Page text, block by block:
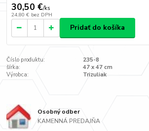
30,50 €/ks
24,80 € bez DPH
Pridať do košíka
Číslo produktu:
235-8
šírka:
47 x 47 cm
Výrobca:
Trizuliak
Osobný odber
KAMENNÁ PREDAJŇA